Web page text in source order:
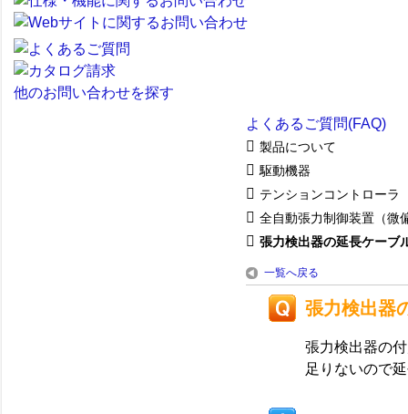
他のお問い合わせを探す
よくあるご質問(FAQ)
製品について
駆動機器
テンションコントローラ
全自動張力制御装置（微
張力検出器の延長ケーブ
一覧へ戻る
張力検出器
張力検出器の
足りないので